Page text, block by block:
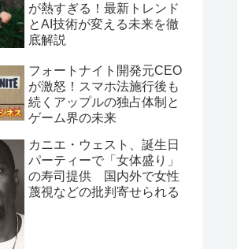
が熱すぎる！最新トレンド
とAI技術が変える未来を徹
底解説
フォートナイト開発元CEO
が激怒！スマホ法施行後も
続くアップルの独占体制と
ゲーム界の未来
カニエ・ウェスト、誕生日
パーティーで「女体盛り」
の寿司提供 国内外で女性
蔑視などの批判寄せられる